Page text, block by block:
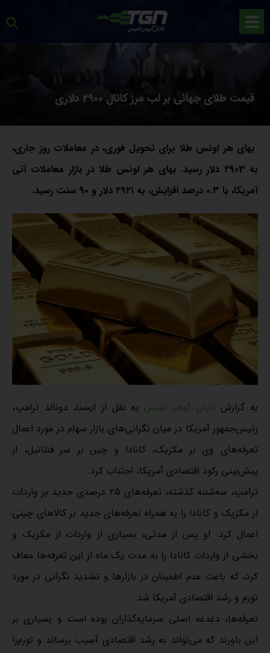
قیمت طلای جهانی بر لب مرز کانال 2900 دلاری
بهای هر اونس طلا برای تحویل فوری، در معاملات روز جاری،
به ۲۹03 دلار رسید. بهای هر اونس طلا در بازار معاملات آتی
آمریکا، با ۰.۳ درصد افزایش، به ۲۹۲۱ دلار و ۹۰ سنت رسید.
به گزارش تابان گوهر نفیس به نقل از ایسنا، دونالد ترامپ،
رئیس‌جمهور آمریکا در میان نگرانی‌های بازار سهام در مورد اعمال
تعرفه‌های وی بر مکزیک، کانادا و چین بر سر فنتانیل، از
پیش‌بینی رکود اقتصادی آمریکا، اجتناب کرد.
ترامپ، سه‌شنبه گذشته، تعرفه‌های ۲۵ درصدی جدید بر واردات
از مکزیک و کانادا را به همراه تعرفه‌های جدید بر کالاهای چینی
اعمال کرد. او پس از مدتی، بسیاری از واردات از مکزیک و
بخشی از واردات کانادا را به مدت یک ماه از این تعرفه‌ها معاف
کرد، که باعث عدم اطمینان در بازارها و تشدید نگرانی در مورد
تورم و رشد اقتصادی آمریکا شد.
تعرفه‌ها، دغدغه‌ اصلی سرمایه‌گذاران بوده است و بسیاری بر
این باورند که می‌تواند به رشد اقتصادی آسیب برساند و تورم‌زا